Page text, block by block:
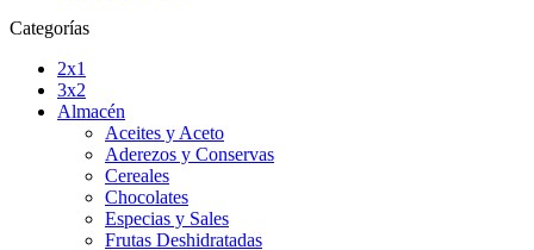
Categorías
2x1
3x2
Almacén
Aceites y Aceto
Aderezos y Conservas
Cereales
Chocolates
Especias y Sales
Frutas Deshidratadas